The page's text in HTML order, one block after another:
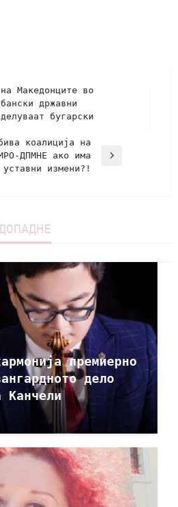
Македонците во
државни
бугарски
коалиција на
ДПМНЕ ако има
уставни измени?!
премиерно
дело
Канчели